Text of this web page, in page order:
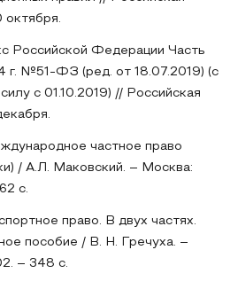
октября.
Российской Федерации Часть
г. №51-ФЗ (ред. от 18.07.2019) (с
с 01.10.2019) // Российская
частное право
/ А.Л. Маковский. – Москва:
с.
право. В двух частях.
пособие / В. Н. Гречуха. –
– 348 с.